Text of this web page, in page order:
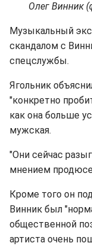
Олег Винник
Музыкальный
скандалом с
спецслужбы.
Ягольник
"конкретно
как она больше
мужская.
"Они сейчас
мнением
Кроме того он
Винник был
общественной
артиста очень